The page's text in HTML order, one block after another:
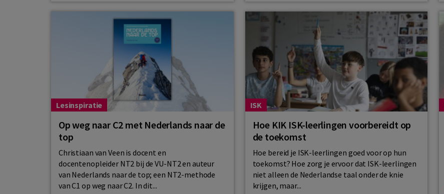
Lesinspiratie
Op weg naar C2 met Nederlands naar de
top
Christiaan van Veen is docent en
docentenopleider NT2 bij de VU-NT2 en auteur
van Nederlands naar de top; een NT2-methode
van C1 op weg naar C2. In dit...
ISK
Hoe KIK ISK-leerlingen voorbereidt op
de toekomst
Hoe bereid je ISK-leerlingen goed voor op hun
toekomst? Hoe zorg je ervoor dat ISK-leerlingen
niet alleen de Nederlandse taal onder de knie
krijgen, maar...